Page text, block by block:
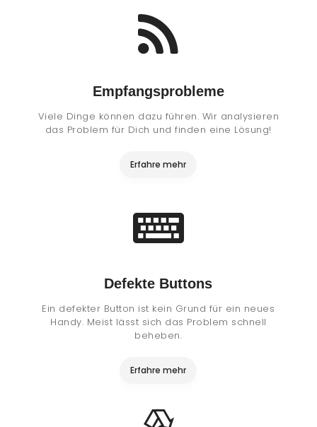
Empfangsprobleme
Viele Dinge können dazu führen. Wir analysieren
das Problem für Dich und finden eine Lösung!
Erfahre mehr
Defekte Buttons
Ein defekter Button ist kein Grund für ein neues
Handy. Meist lässt sich das Problem schnell
beheben.
Erfahre mehr